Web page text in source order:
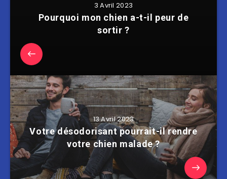
3 Avril 2023
Pourquoi mon chien a-t-il peur de
sortir ?
13 Avril 2023
Votre désodorisant pourrait-il rendre
votre chien malade ?